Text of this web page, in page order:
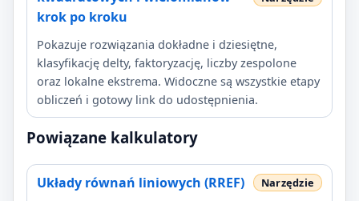
krok po kroku
Pokazuje rozwiązania dokładne i dziesiętne,
klasyfikację delty, faktoryzację, liczby zespolone
oraz lokalne ekstrema. Widoczne są wszystkie etapy
obliczeń i gotowy link do udostępnienia.
Powiązane kalkulatory
Układy równań liniowych (RREF)